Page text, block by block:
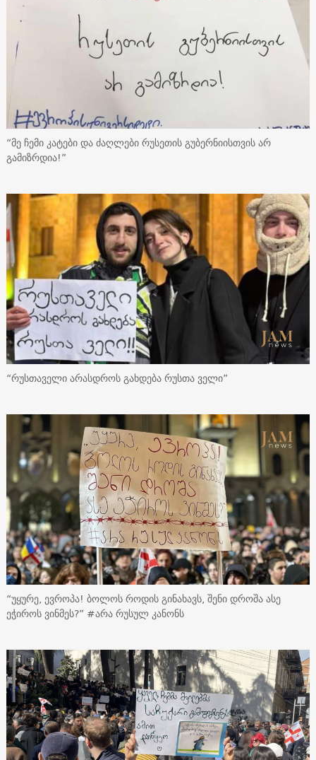
“მე ჩემი კატები და ძაღლები რუსეთის გუბერნიისთვის არ
გამიზრდია!”
“რუსთაველი არასდროს გახდება რუსთა ველი”
“უყურე, ევროპა! ბოლოს როდის გინახავს, შენი დროშა ასე
ეჭიროს ვინმეს?” #არა რუსულ კანონს